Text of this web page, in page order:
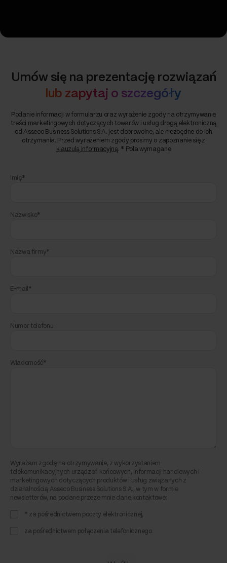
Umów się na prezentację rozwiązań
lub zapytaj o szczegóły
Podanie informacji w formularzu oraz wyrażenie zgody na otrzymywanie
treści marketingowych dotyczących towarów i usług drogą elektroniczną
od Asseco Business Solutions S.A. jest dobrowolne, ale niezbędne do ich
otrzymania. Przed wyrażeniem zgody prosimy o zapoznanie się z
klauzulą informacyjną. * Pola wymagane
Imię*
Nazwisko*
Nazwa firmy*
E-mail*
Numer telefonu
Wiadomość*
Wyrażam zgodę na otrzymywanie, z wykorzystaniem
telekomunikacyjnych urządzeń końcowych, informacji handlowych i
marketingowych dotyczących produktów i usług związanych z
działalnością Asseco Business Solutions S.A., w tym w formie
newsletterów, na podane przeze mnie dane kontaktowe:
* za pośrednictwem poczty elektronicznej,
za pośrednictwem połączenia telefonicznego.